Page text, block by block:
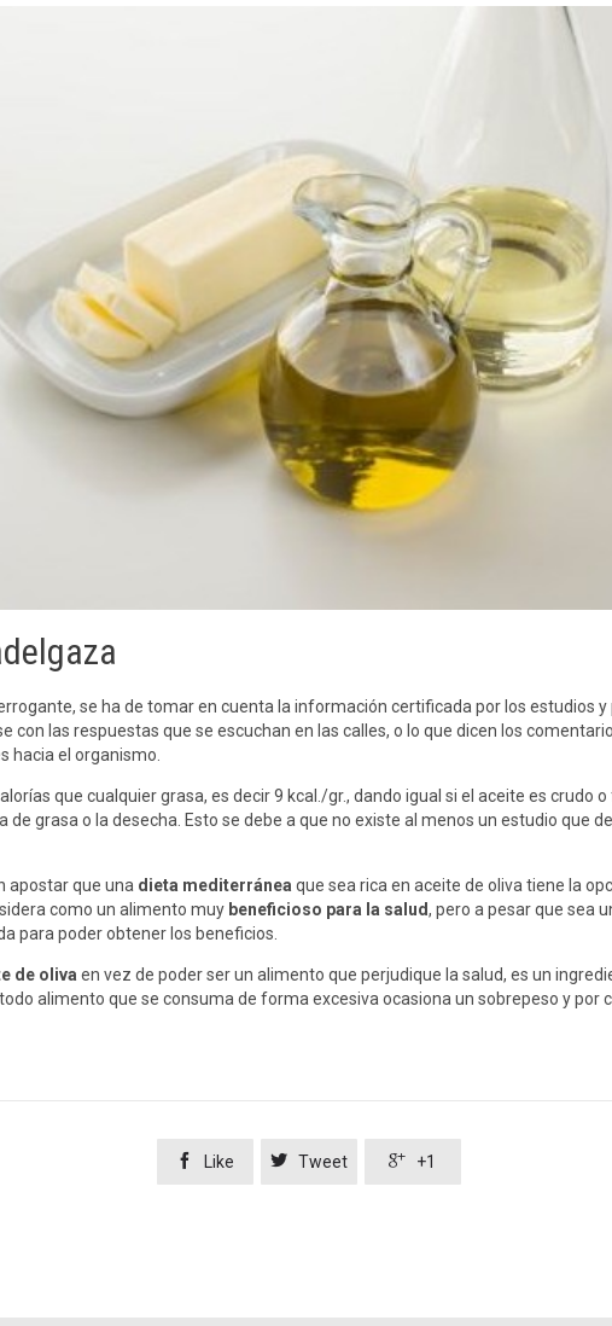
se ha de tomar en cuenta la información certificada por los estudios
las respuestas que se escuchan en las calles, o lo que dicen los
hacia el organismo.
que cualquier grasa, es decir 9 kcal./gr., dando igual si el aceite es crudo
grasa o la desecha. Esto se debe a que no existe al menos un estudio que
apostar que una dieta mediterránea que sea rica en aceite de oliva tiene la
como un alimento muy beneficioso para la salud, pero a pesar que sea
para poder obtener los beneficios.
de oliva en vez de poder ser un alimento que perjudique la salud, es un
alimento que se consuma de forma excesiva ocasiona un sobrepeso y por
 Like  Tweet  +1